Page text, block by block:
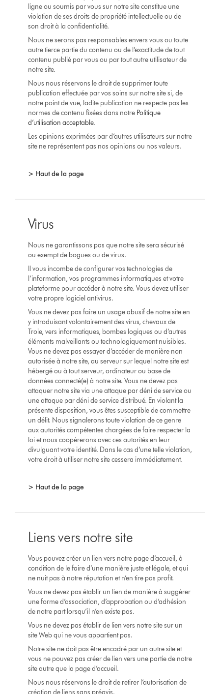
ligne ou soumis par vous sur notre site constitue une
violation de ses droits de propriété intellectuelle ou de
son droit à la confidentialité.
Nous ne serons pas responsables envers vous ou toute
autre tierce partie du contenu ou de l’exactitude de tout
contenu publié par vous ou par tout autre utilisateur de
notre site.
Nous nous réservons le droit de supprimer toute
publication effectuée par vos soins sur notre site si, de
notre point de vue, ladite publication ne respecte pas les
normes de contenu fixées dans notre Politique
d’utilisation acceptable.
Les opinions exprimées par d’autres utilisateurs sur notre
site ne représentent pas nos opinions ou nos valeurs.
> Haut de la page
Virus
Nous ne garantissons pas que notre site sera sécurisé
ou exempt de bogues ou de virus.
Il vous incombe de configurer vos technologies de
l’information, vos programmes informatiques et votre
plateforme pour accéder à notre site. Vous devez utiliser
votre propre logiciel antivirus.
Vous ne devez pas faire un usage abusif de notre site en
y introduisant volontairement des virus, chevaux de
Troie, vers informatiques, bombes logiques ou d’autres
éléments malveillants ou technologiquement nuisibles.
Vous ne devez pas essayer d’accéder de manière non
autorisée à notre site, au serveur sur lequel notre site est
hébergé ou à tout serveur, ordinateur ou base de
données connecté(e) à notre site. Vous ne devez pas
attaquer notre site via une attaque par déni de service ou
une attaque par déni de service distribué. En violant la
présente disposition, vous êtes susceptible de commettre
un délit. Nous signalerons toute violation de ce genre
aux autorités compétentes chargées de faire respecter la
loi et nous coopérerons avec ces autorités en leur
divulguant votre identité. Dans le cas d’une telle violation,
votre droit à utiliser notre site cessera immédiatement.
> Haut de la page
Liens vers notre site
Vous pouvez créer un lien vers notre page d’accueil, à
condition de le faire d’une manière juste et légale, et qui
ne nuit pas à notre réputation et n’en tire pas profit.
Vous ne devez pas établir un lien de manière à suggérer
une forme d’association, d’approbation ou d’adhésion
de notre part lorsqu’il n’en existe pas.
Vous ne devez pas établir de lien vers notre site sur un
site Web qui ne vous appartient pas.
Notre site ne doit pas être encadré par un autre site et
vous ne pouvez pas créer de lien vers une partie de notre
site autre que la page d’accueil.
Nous nous réservons le droit de retirer l’autorisation de
création de liens sans préavis.